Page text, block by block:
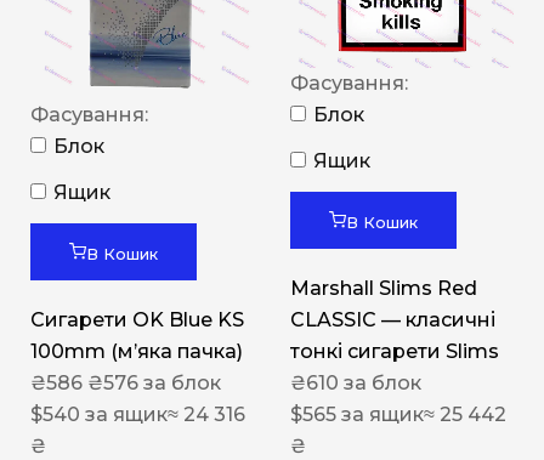
Фасування:
Блок
Ящик
В Кошик
Сигарети OK Blue KS
100mm (м’яка пачка)
₴586 ₴576 за блок
$540 за ящик≈ 24 316
₴
Фасування:
Блок
Ящик
В Кошик
Marshall Slims Red
CLASSIC — класичні
тонкі сигарети Slims
₴610 за блок
$565 за ящик≈ 25 442
₴